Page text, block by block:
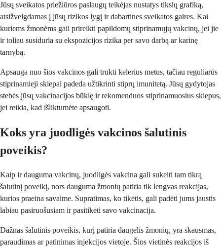
Jūsų sveikatos priežiūros paslaugų teikėjas nustatys tikslų grafiką,
atsižvelgdamas į jūsų rizikos lygį ir dabartines sveikatos gaires. Kai
kuriems žmonėms gali prireikti papildomų stiprinamųjų vakcinų, jei jie
ir toliau susiduria su ekspozicijos rizika per savo darbą ar karinę
tarnybą.
Apsauga nuo šios vakcinos gali trukti kelerius metus, tačiau reguliarūs
stiprinamieji skiepai padeda užtikrinti stiprų imunitetą. Jūsų gydytojas
stebės jūsų vakcinacijos būklę ir rekomenduos stiprinamuosius skiepus,
jei reikia, kad išliktumėte apsaugoti.
Koks yra juodligės vakcinos šalutinis
poveikis?
Kaip ir dauguma vakcinų, juodligės vakcina gali sukelti tam tikrą
šalutinį poveikį, nors dauguma žmonių patiria tik lengvas reakcijas,
kurios praeina savaime. Supratimas, ko tikėtis, gali padėti jums jaustis
labiau pasiruošusiam ir pasitikėti savo vakcinacija.
Dažnas šalutinis poveikis, kurį patiria daugelis žmonių, yra skausmas,
paraudimas ar patinimas injekcijos vietoje. Šios vietinės reakcijos iš